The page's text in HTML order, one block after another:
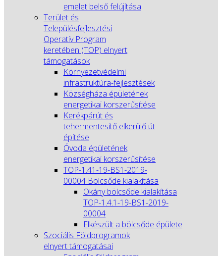
emelet belső felújítása
Terület és
Településfejlesztési
Operatív Program
keretében (TOP) elnyert
támogatások
Környezetvédelmi
infrastruktúra-fejlesztések
Községháza épületének
energetikai korszerűsítése
Kerékpárút és
tehermentesítő elkerülő út
építése
Óvoda épületének
energetikai korszerűsítése
TOP-1.41-19-BS1-2019-
00004 Bölcsőde kialakítása
Okány bölcsőde kialakítása
TOP-1.4.1-19-BS1-2019-
00004
Elkészült a bölcsőde épülete
Szociális Földprogramok
elnyert támogatásai